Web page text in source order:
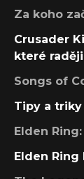
Za koho
Crusader
které
Songs of
Tipy a
Elden
Elden